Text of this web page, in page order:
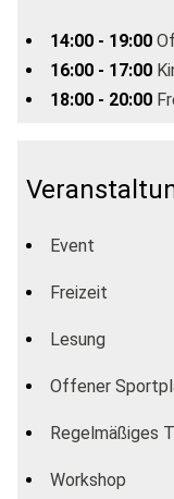
14:00 - 19:00
16:00 - 17:00
18:00 - 20:00
Event
Freizeit
Lesung
Offener
Regelmäßiges
Workshop